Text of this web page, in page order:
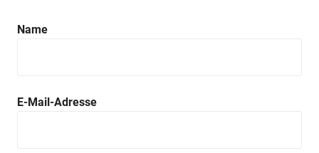
Name
E-Mail-Adresse